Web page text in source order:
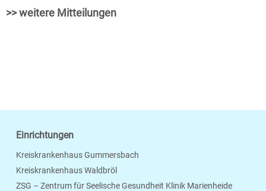
>> weitere Mitteilungen
Einrichtungen
Kreiskrankenhaus Gummersbach
Kreiskrankenhaus Waldbröl
ZSG – Zentrum für Seelische Gesundheit Klinik Marienheide